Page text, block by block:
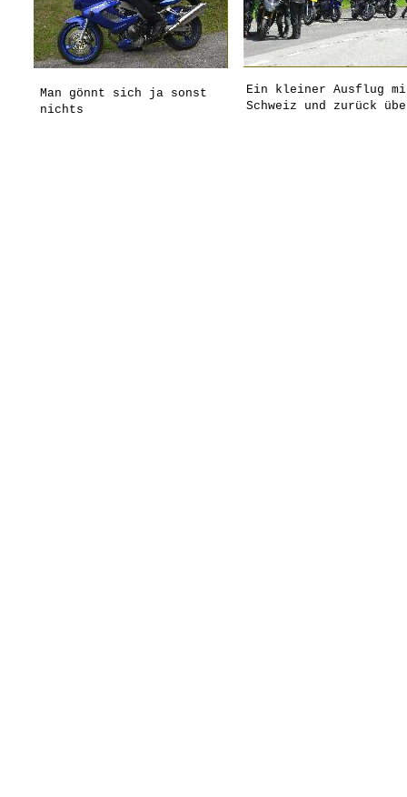
Ein kleiner Ausflug
Schweiz und zurück
Man gönnt sich ja sonst
nichts